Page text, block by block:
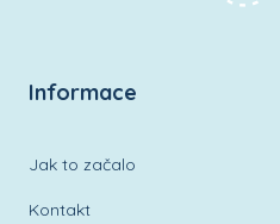
Informace
Jak to začalo
Kontakt